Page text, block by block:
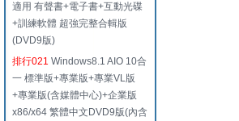
適用 有聲書+電子書+互動光碟
+訓練軟體 超強完整合輯版
(DVD9版)
排行021 Windows8.1 AIO 10合
一 標準版+專業版+專業VL版
+專業版(含媒體中心)+企業版
x86/x64 繁體中文DVD9版(內含